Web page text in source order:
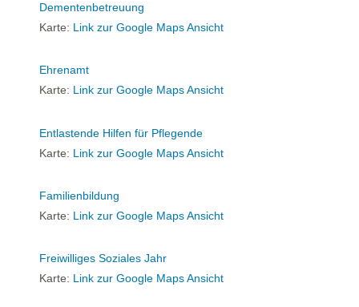
Dementenbetreuung
Karte: Link zur Google Maps Ansicht
Ehrenamt
Karte: Link zur Google Maps Ansicht
Entlastende Hilfen für Pflegende
Karte: Link zur Google Maps Ansicht
Familienbildung
Karte: Link zur Google Maps Ansicht
Freiwilliges Soziales Jahr
Karte: Link zur Google Maps Ansicht